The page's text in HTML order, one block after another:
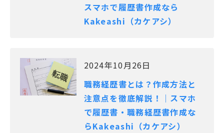
スマホで履歴書作成なら
Kakeashi（カケアシ）
2024年10月26日
職務経歴書とは？作成方法と
注意点を徹底解説！｜スマホ
で履歴書・職務経歴書作成な
らKakeashi（カケアシ）